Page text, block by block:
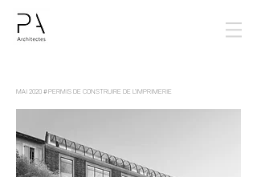
MAI 2020 # PERMIS DE CONSTRUIRE DE L'IMPRIMERIE